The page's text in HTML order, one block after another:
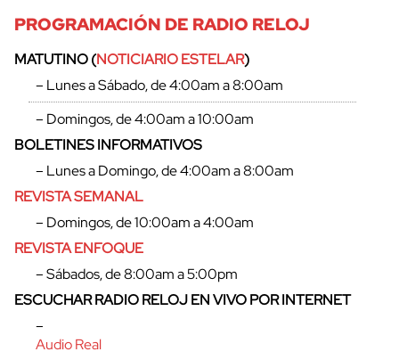
PROGRAMACIÓN DE RADIO RELOJ
MATUTINO (NOTICIARIO ESTELAR)
– Lunes a Sábado, de 4:00am a 8:00am
– Domingos, de 4:00am a 10:00am
BOLETINES INFORMATIVOS
– Lunes a Domingo, de 4:00am a 8:00am
REVISTA SEMANAL
– Domingos, de 10:00am a 4:00am
REVISTA ENFOQUE
– Sábados, de 8:00am a 5:00pm
ESCUCHAR RADIO RELOJ EN VIVO POR INTERNET
–
Audio Real